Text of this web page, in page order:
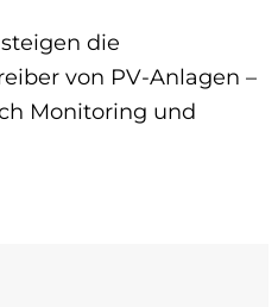
die
von PV-Anlagen –
Monitoring und